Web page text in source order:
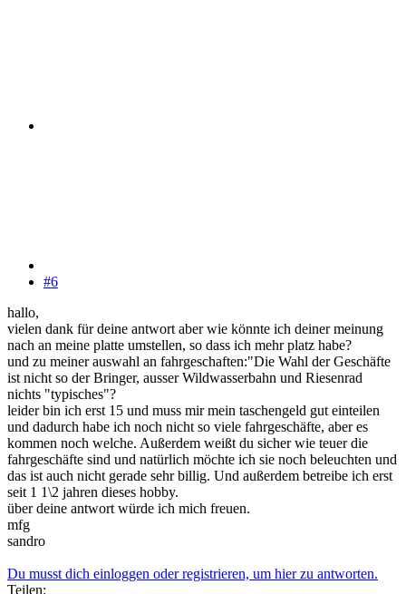
#6
hallo,
vielen dank für deine antwort aber wie könnte ich deiner meinung
nach an meine platte umstellen, so dass ich mehr platz habe?
und zu meiner auswahl an fahrgeschaften:"Die Wahl der Geschäfte
ist nicht so der Bringer, ausser Wildwasserbahn und Riesenrad
nichts "typisches"?
leider bin ich erst 15 und muss mir mein taschengeld gut einteilen
und dadurch habe ich noch nicht so viele fahrgeschäfte, aber es
kommen noch welche. Außerdem weißt du sicher wie teuer die
fahrgeschäfte sind und natürlich möchte ich sie noch beleuchten und
das ist auch nicht gerade sehr billig. Und außerdem betreibe ich erst
seit 1 1\2 jahren dieses hobby.
über deine antwort würde ich mich freuen.
mfg
sandro
Du musst dich einloggen oder registrieren, um hier zu antworten.
Teilen: